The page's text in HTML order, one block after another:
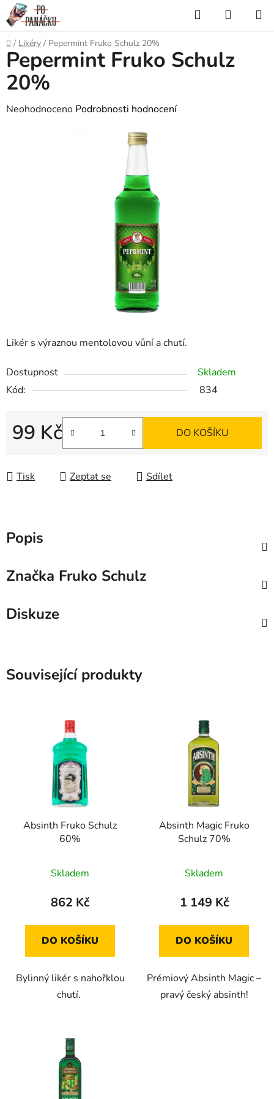
Přejít
na
obsah
Hledat
KOŠÍK
Domů
/ Likéry / Pepermint Fruko Schulz 20%
Likér s výraznou mentolovou vůní a chutí.
Dostupnost
Skladem
Kód:
834
99 Kč
Měrná cena:
DO KOŠÍKU
Tisk Zeptat se Sdílet
Pepermint Fruko Schulz
20%
Průměrné
Neohodnoceno Podrobnosti hodnocení
Popis
Značka Fruko Schulz
Diskuze
Související produkty
Absinth Fruko Schulz
60%
Skladem
862 Kč
DO KOŠÍKU
Bylinný likér s nahořklou
chutí.
Absinth Magic Fruko
Schulz 70%
Skladem
1 149 Kč
DO KOŠÍKU
Prémiový Absinth Magic –
pravý český absinth!